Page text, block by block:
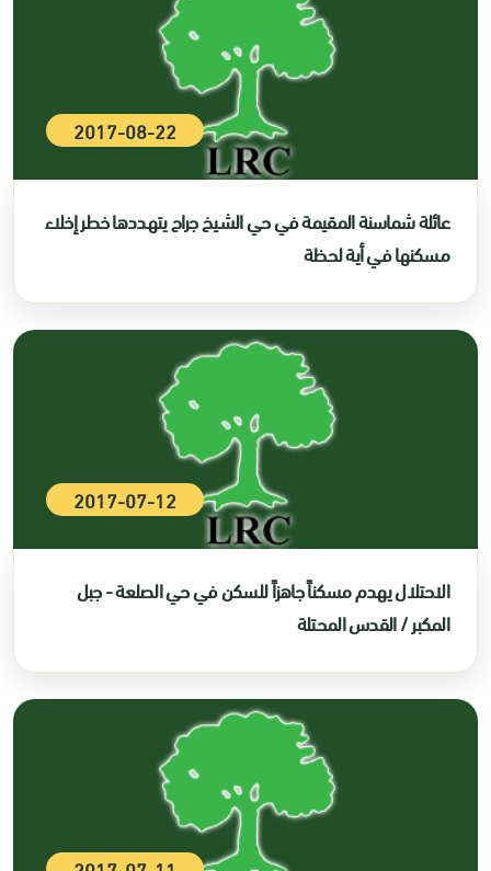
2017-08-22
عائلة شماسنة المقيمة في حي الشيخ جراح يتهددها خطر إخلاء
مسكنها في أية لحظة
2017-07-12
الاحتلال يهدم مسكناً جاهزاً للسكن في حي الصلعة - جبل
المكبر / القدس المحتلة